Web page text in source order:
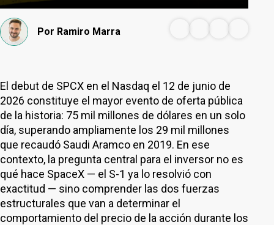
Por Ramiro Marra
El debut de SPCX en el Nasdaq el 12 de junio de
2026 constituye el mayor evento de oferta pública
de la historia: 75 mil millones de dólares en un solo
día, superando ampliamente los 29 mil millones
que recaudó Saudi Aramco en 2019. En ese
contexto, la pregunta central para el inversor no es
qué hace SpaceX — el S-1 ya lo resolvió con
exactitud — sino comprender las dos fuerzas
estructurales que van a determinar el
comportamiento del precio de la acción durante los